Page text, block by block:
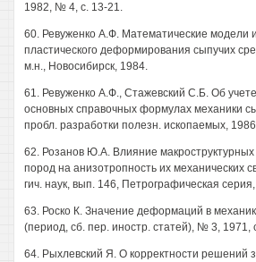
1982, № 4, с. 13-21.
60. Ревуженко А.Ф. Математические модели
пластического деформирования сыпучих
м.н., Новосибирск, 1984.
61. Ревуженко А.Ф., Стажевский С.Б. Об
основных справочных формулах механики
пробл. разработки полезн. ископаемых,
62. Розанов Ю.А. Влияние
пород на анизотропность их механических
гич. наук, вып. 146, Петрографическая
63. Роско К. Значение деформаций в
(период, сб. пер. иностр. статей), № 3, 1971,
64. Рыхлевский Я. О корректности решений